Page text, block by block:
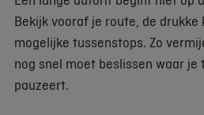
Bekijk vooraf je route, de drukke
mogelijke tussenstops. Zo
nog snel moet beslissen waar
pauzeert.